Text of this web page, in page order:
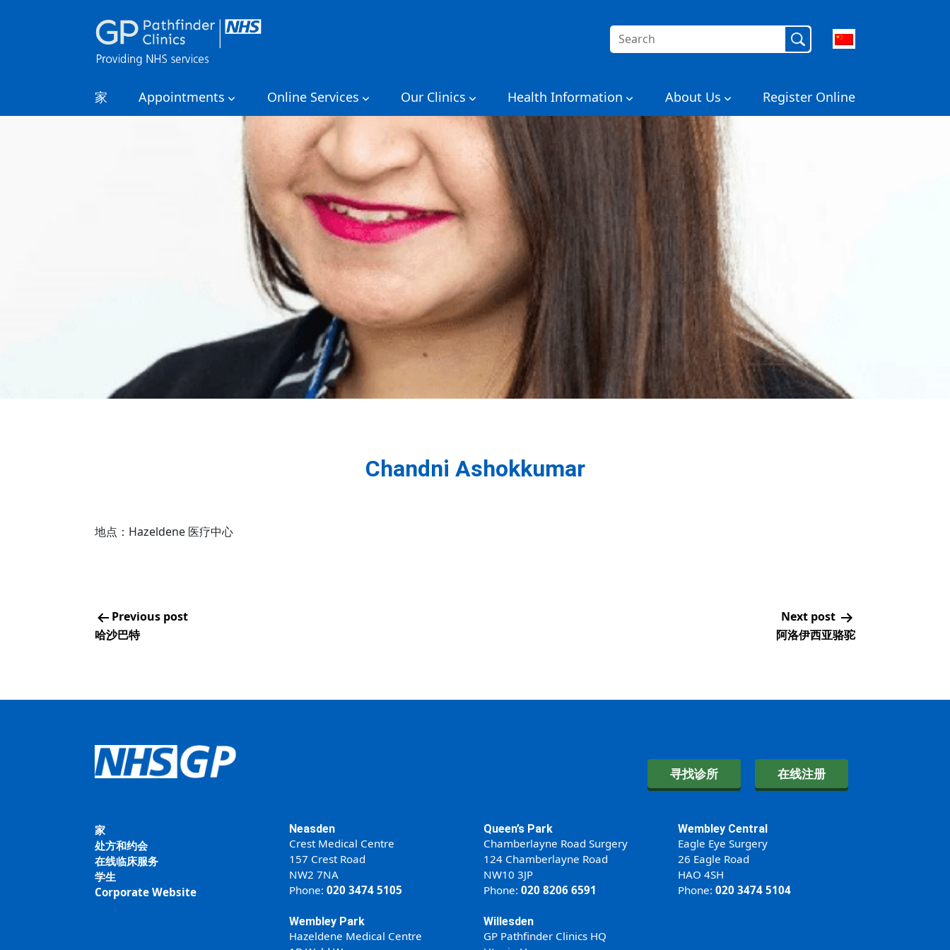
搜
索：
家 Appointments Online Services Our Clinics Health Information About Us Register Online
Chandni Ashokkumar
地点：Hazeldene 医疗中心
Previous post
哈沙巴特
Next post
阿洛伊西亚骆驼
寻找诊所 在线注册
家
处方和约会
在线临床服务
学生
Corporate Website
Neasden
Crest Medical Centre
157 Crest Road
NW2 7NA
Phone: 020 3474 5105
Queen’s Park
Chamberlayne Road Surgery
124 Chamberlayne Road
NW10 3JP
Phone: 020 8206 6591
Wembley Central
Eagle Eye Surgery
26 Eagle Road
HAO 4SH
Phone: 020 3474 5104
Wembley Park
Hazeldene Medical Centre
Willesden
GP Pathfinder Clinics HQ